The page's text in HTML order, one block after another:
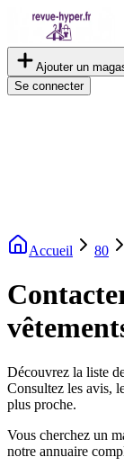
Ajouter un
Se connecter
Accueil 80
Découvrez la liste
Consultez les avis,
plus proche.
Vous cherchez un
notre annuaire